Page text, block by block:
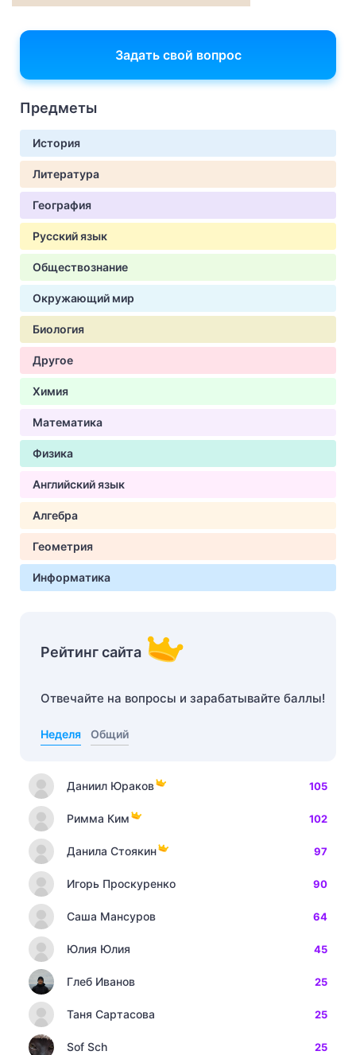
Задать свой вопрос
Предметы
История
Литература
География
Русский язык
Обществознание
Окружающий мир
Биология
Другое
Химия
Математика
Физика
Английский язык
Алгебра
Геометрия
Информатика
Рейтинг сайта
Отвечайте на вопросы и зарабатывайте баллы!
Неделя Общий
Даниил Юраков 105
Римма Ким 102
Данила Стоякин 97
Игорь Проскуренко 90
Саша Мансуров 64
Юлия Юлия 45
Глеб Иванов 25
Таня Сартасова 25
Sof Sch 25